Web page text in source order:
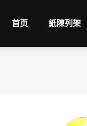
首页 紙陳列架